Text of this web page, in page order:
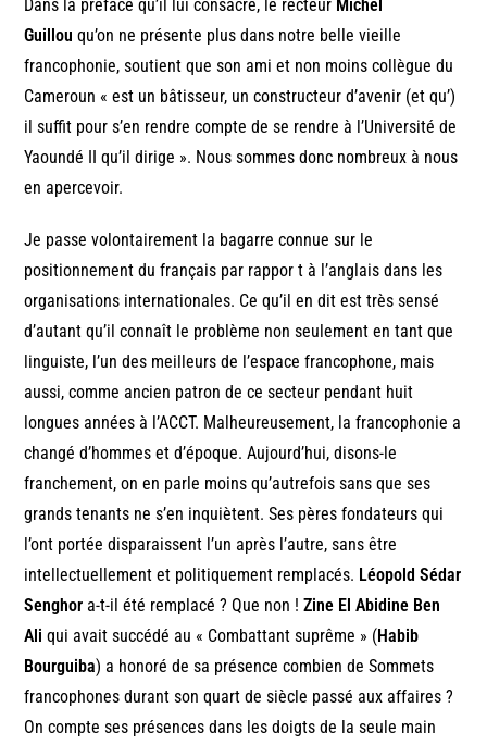
Dans la préface qu’il lui consacre, le recteur Michel
Guillou qu’on ne présente plus dans notre belle vieille
francophonie, soutient que son ami et non moins collègue du
Cameroun « est un bâtisseur, un constructeur d’avenir (et qu’)
il suffit pour s’en rendre compte de se rendre à l’Université de
Yaoundé II qu’il dirige ». Nous sommes donc nombreux à nous
en apercevoir.
Je passe volontairement la bagarre connue sur le
positionnement du français par rappor t à l’anglais dans les
organisations internationales. Ce qu’il en dit est très sensé
d’autant qu’il connaît le problème non seulement en tant que
linguiste, l’un des meilleurs de l’espace francophone, mais
aussi, comme ancien patron de ce secteur pendant huit
longues années à l’ACCT. Malheureusement, la francophonie a
changé d’hommes et d’époque. Aujourd’hui, disons-le
franchement, on en parle moins qu’autrefois sans que ses
grands tenants ne s’en inquiètent. Ses pères fondateurs qui
l’ont portée disparaissent l’un après l’autre, sans être
intellectuellement et politiquement remplacés. Léopold Sédar
Senghor a-t-il été remplacé ? Que non !Zine El Abidine Ben
Ali qui avait succédé au « Combattant suprême » (Habib
Bourguiba) a honoré de sa présence combien de Sommets
francophones durant son quart de siècle passé aux affaires ?
On compte ses présences dans les doigts de la seule main